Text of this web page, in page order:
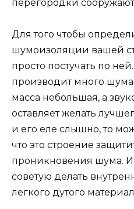
перегородки
Для того чтобы
шумоизоляции вашей
просто постучать по
производит много шума,
масса небольшая, а
оставляет желать
и его еле слышно, то
что это строение
проникновения шума.
советую делать
легкого дутого